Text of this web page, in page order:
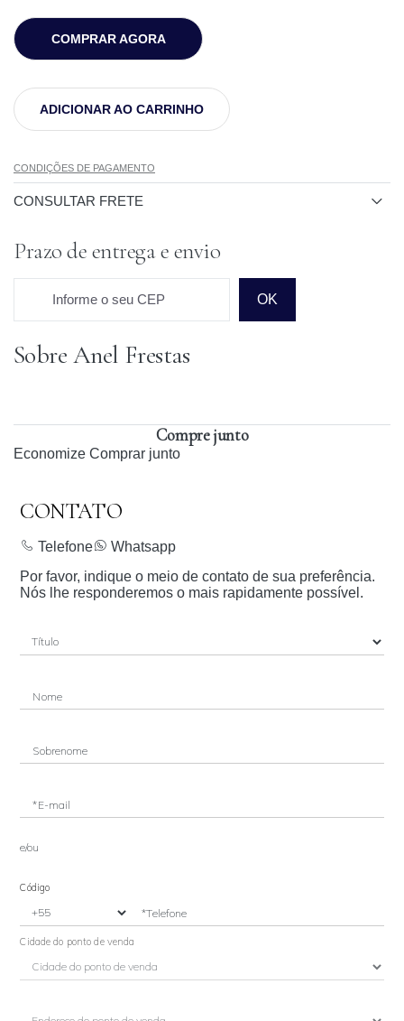
COMPRAR AGORA
ADICIONAR AO CARRINHO
CONDIÇÕES DE PAGAMENTO
CONSULTAR FRETE
Prazo de entrega e envio
Informe o seu CEP OK
Prazo para o CEP
Sobre Anel Frestas
Compre junto
Economize Comprar junto
CONTATO
Telefone
Whatsapp
Por favor, indique o meio de contato de sua preferência.
Nós lhe responderemos o mais rapidamente possível.
Nome
Sobrenome
*E-mail
e/ou
Código
*Telefone
Cidade do ponto de venda